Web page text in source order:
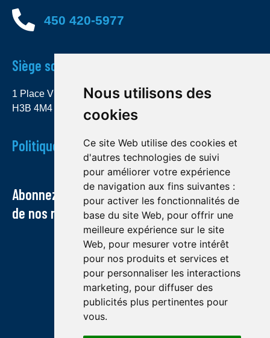
Nous utilisons des
cookies
Ce site Web utilise des cookies et
d'autres technologies de suivi
pour améliorer votre expérience
de navigation aux fins suivantes :
pour activer les fonctionnalités de
base du site Web, pour offrir une
meilleure expérience sur le site
Web, pour mesurer votre intérêt
pour nos produits et services et
pour personnaliser les interactions
marketing, pour diffuser des
publicités plus pertinentes pour
vous.
450 420-5977
Siège social
1 Place Ville Marie, bureau 4000 Montréal (Québec)
H3B 4M4
Politique de confidentialité
Abonnez-vous à notre infolettre et recevez
de nos nouvelles par courriel